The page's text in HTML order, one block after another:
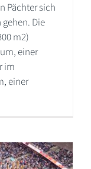
Pächter sich
Die
m2)
einer
im
einer